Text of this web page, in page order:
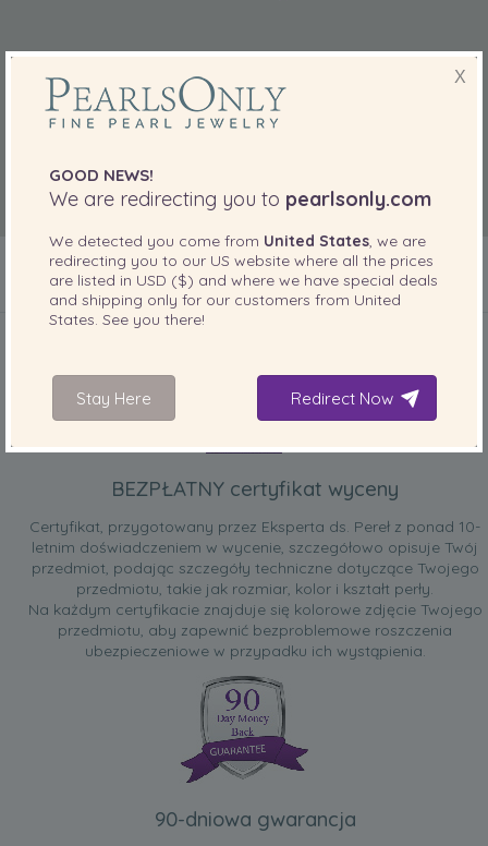
DOŁĄCZONE DO TWOJEGO PRODUKTU
BEZPŁATNY certyfikat wyceny
Certyfikat, przygotowany przez Eksperta ds. Pereł z ponad 10-
letnim doświadczeniem w wycenie, szczegółowo opisuje Twój
przedmiot, podając szczegóły techniczne dotyczące Twojego
przedmiotu, takie jak rozmiar, kolor i kształt perły.
Na każdym certyfikacie znajduje się kolorowe zdjęcie Twojego
przedmiotu, aby zapewnić bezproblemowe roszczenia
ubezpieczeniowe w przypadku ich wystąpienia.
90-dniowa gwarancja
X
GOOD NEWS!
We are redirecting you to pearlsonly.com
We detected you come from United States , we are
redirecting you to our US website where all the prices
are listed in USD ($) and where we have special deals
and shipping only for our customers from United
States . See you there!
Stay Here Redirect Now